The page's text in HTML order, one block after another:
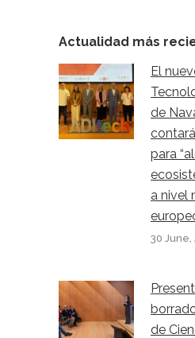
Actualidad más
El
de
para
a nivel
30 June,
de